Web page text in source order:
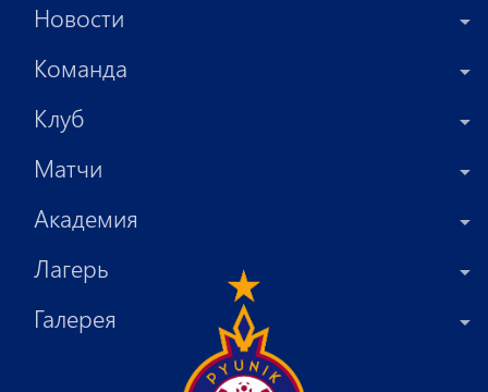
Новости
Команда
Клуб
Матчи
Академия
Лагерь
Галерея